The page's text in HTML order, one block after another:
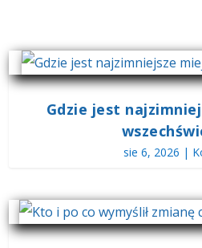
Gdzie jest
sie 6, 2026 |